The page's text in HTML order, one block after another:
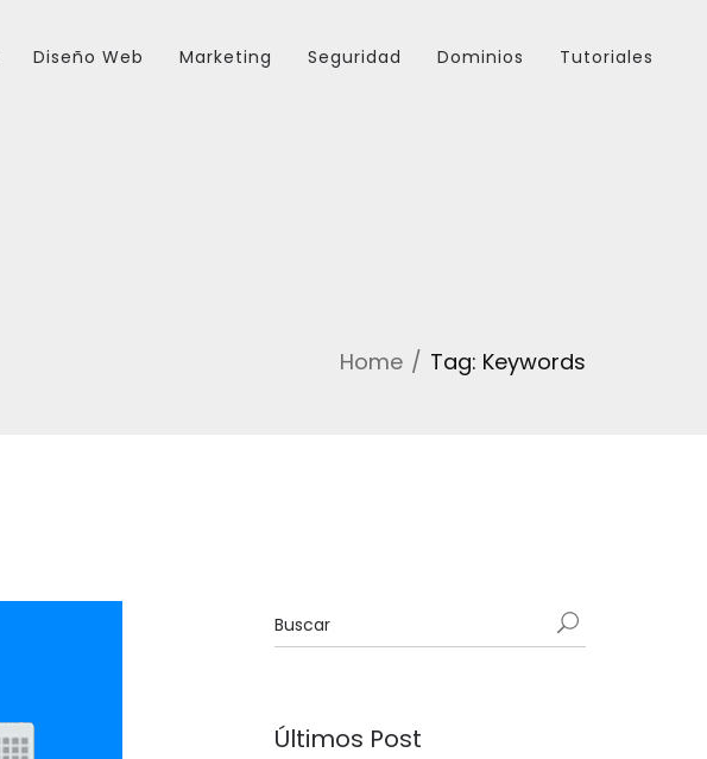
Diseño Web Marketing Seguridad Dominios Tutoriales
Home Tag: Keywords
Últimos Post